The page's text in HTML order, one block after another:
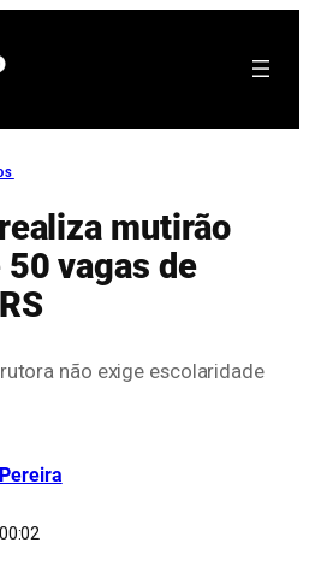
mutirão
vagas de
não exige escolaridade